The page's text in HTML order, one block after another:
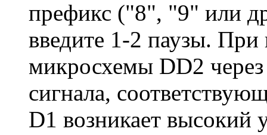
префикс ("8", "9" или
введите 1-2 паузы. При
микросхемы DD2
сигнала,
D1 возникает высокий